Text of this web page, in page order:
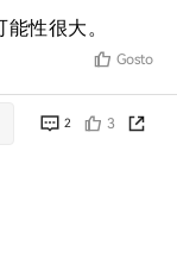
性很大。
Gosto
2 3